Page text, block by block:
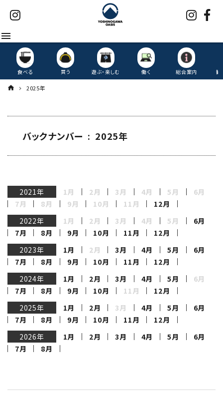
menu
食べる 買う 遊ぶ・楽しむ 働く 総合案内 観
2025年
バックナンバー : 2025年
2021年 1月 2月 3月 4月 5月
6月
7月
8月 9月 10月 11月
12月
2022年
1月 2月 3月 4月 5月
6月
7月
8月 9月 10月 11月
12月
2023年
1月 2月 3月 4月 5月
6月
7月
8月 9月 10月 11月
12月
2024年
1月 2月 3月 4月 5月
6月
7月
8月 9月 10月 11月
12月
2025年
1月 2月 3月 4月 5月
6月
7月
8月 9月 10月 11月
12月
2026年
1月 2月 3月 4月 5月
6月
7月
8月